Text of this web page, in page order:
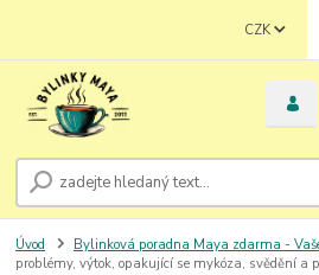
CZK
Úvod Bylinková poradna Maya zdarma -
problémy, výtok, opakující se mykóza, svědění a